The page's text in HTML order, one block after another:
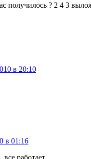
получилось ? 2 4 3
в 20:10
в 01:16
работает